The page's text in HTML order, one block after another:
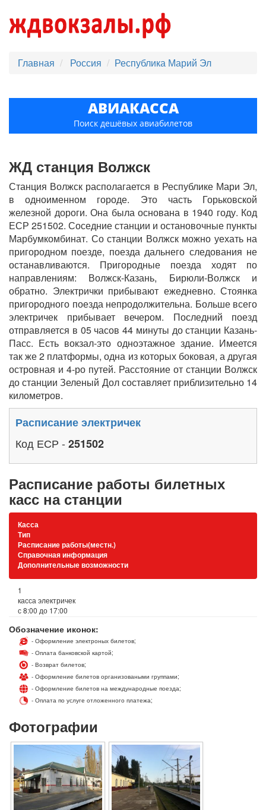
Главная Россия Республика Марий Эл
АВИАКАССА
Поиск дешёвых авиабилетов
ЖД станция Волжск
Станция Волжск располагается в Республике Мари Эл,
в одноименном городе. Это часть Горьковской
железной дороги. Она была основана в 1940 году. Код
ЕСР 251502. Соседние станции и остановочные пункты
Марбумкомбинат. Со станции Волжск можно уехать на
пригородном поезде, поезда дальнего следования не
останавливаются. Пригородные поезда ходят по
направлениям: Волжск-Казань, Бирюли-Волжск и
обратно. Электрички прибывают ежедневно. Стоянка
пригородного поезда непродолжительна. Больше всего
электричек прибывает вечером. Последний поезд
отправляется в 05 часов 44 минуты до станции Казань-
Пасс. Есть вокзал-это одноэтажное здание. Имеется
так же 2 платформы, одна из которых боковая, а другая
островная и 4-ро путей. Расстояние от станции Волжск
до станции Зеленый Дол составляет приблизительно 14
километров.
Расписание электричек
Код ЕСР - 251502
Расписание работы билетных
касс на станции
Касса
Тип
Расписание работы(местн.)
Справочная информация
Дополнительные возможности
1
касса электричек
с 8:00 до 17:00
Обозначение иконок:
- Оформление электроных билетов;
- Оплата банковской картой;
- Возврат билетов;
- Оформление билетов организоваными группами;
- Оформление билетов на международные поезда;
- Оплата по услуге отложенного платежа;
Фотографии